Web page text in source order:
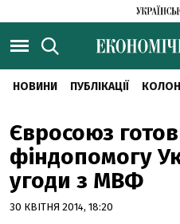
НОВИНИ ПУБЛІКАЦІЇ
Євросоюз
фіндопомогу
угоди з МВФ
30 КВІТНЯ 2014, 18:20